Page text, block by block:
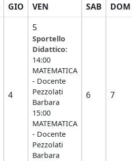
GIO VEN SAB DOM
4
5
Sportello
Didattico:
14:00
MATEMATICA
- Docente
Pezzolati
Barbara
15:00
MATEMATICA
- Docente
Pezzolati
Barbara
6 7